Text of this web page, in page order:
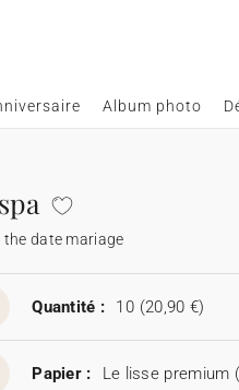
Album photo
the date mariage
Quantité : 10 (20,90 €)
Papier : Le lisse premium